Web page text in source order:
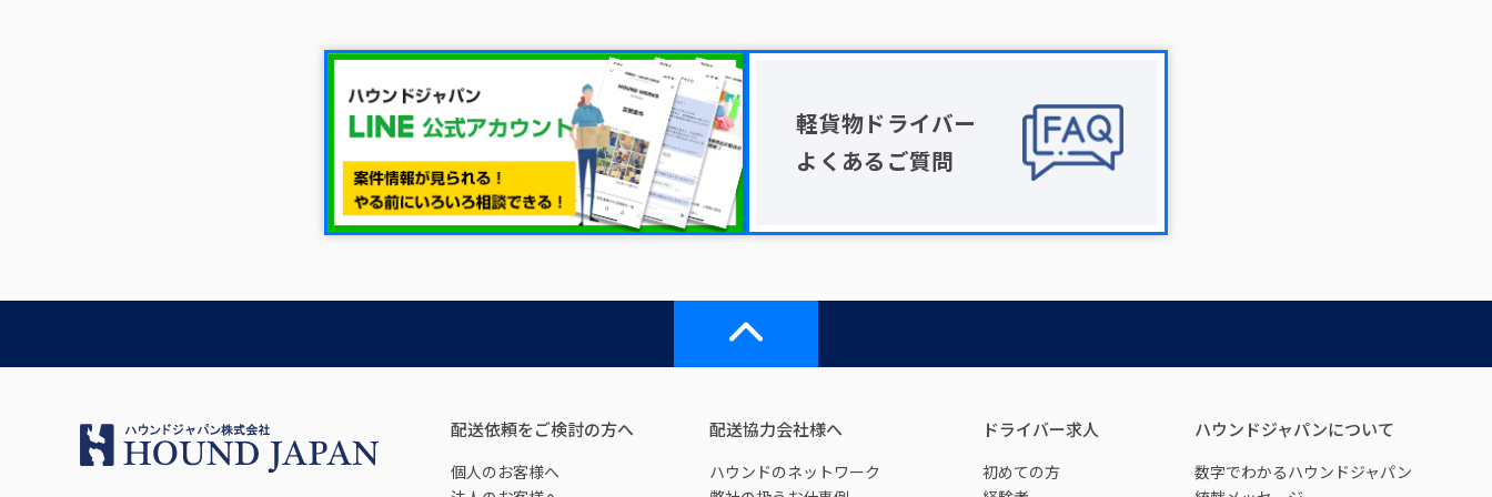
軽貨物ドライバー
よくあるご質問
配送依頼をご検討の方へ
個人のお客様へ
配送協力会社様へ
ハウンドのネットワーク
ドライバー求人
初めての方
ハウンドジャパンについて
数字でわかるハウンドジャパン